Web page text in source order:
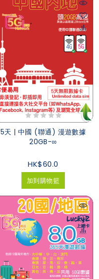
5天 | 中國 (聯通) 漫遊數據
20GB-∞
HK$60.0
加到購物籃